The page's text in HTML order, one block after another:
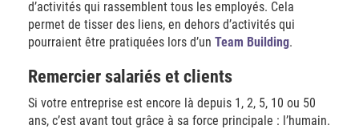
d’activités qui rassemblent tous les employés. Cela
permet de tisser des liens, en dehors d’activités qui
pourraient être pratiquées lors d’un Team Building.
Remercier salariés et clients
Si votre entreprise est encore là depuis 1, 2, 5, 10 ou 50
ans, c’est avant tout grâce à sa force principale : l’humain.